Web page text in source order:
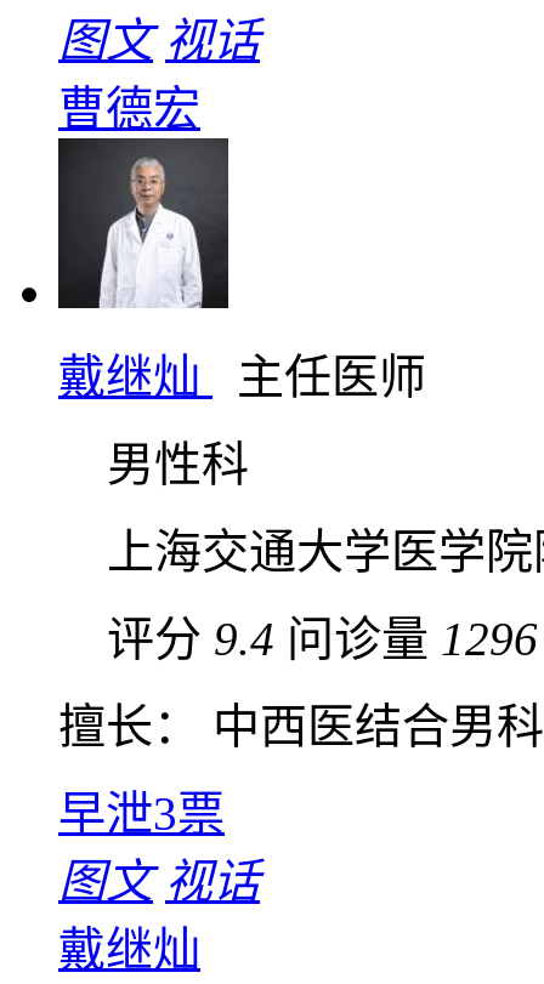
图文 视话
曹德宏
戴继灿
主任医师
男性科
上海交通大学医学
评分 9.4 问诊量 1296
擅长： 中西医结合男
早泄3票
图文 视话
戴继灿